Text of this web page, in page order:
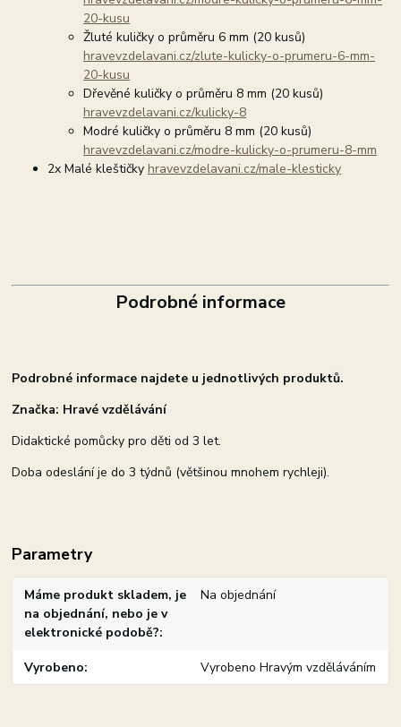
20-kusu
Žluté kuličky o průměru 6 mm (20 kusů)
hravevzdelavani.cz/zlute-kulicky-o-prumeru-6-mm-
20-kusu
Dřevěné kuličky o průměru 8 mm (20 kusů)
hravevzdelavani.cz/kulicky-8
Modré kuličky o průměru 8 mm (20 kusů)
hravevzdelavani.cz/modre-kulicky-o-prumeru-8-mm
2x Malé kleštičkyhravevzdelavani.cz/male-klesticky
Podrobné informace
Podrobné informace najdete u jednotlivých produktů.
Značka: Hravé vzdělávání
Didaktické pomůcky pro děti od 3 let.
Doba odeslání je do 3 týdnů (většinou mnohem rychleji).
Parametry
Máme produkt skladem, je
na objednání, nebo je v
elektronické podobě?
Na objednání
Vyrobeno Vyrobeno Hravým vzděláváním